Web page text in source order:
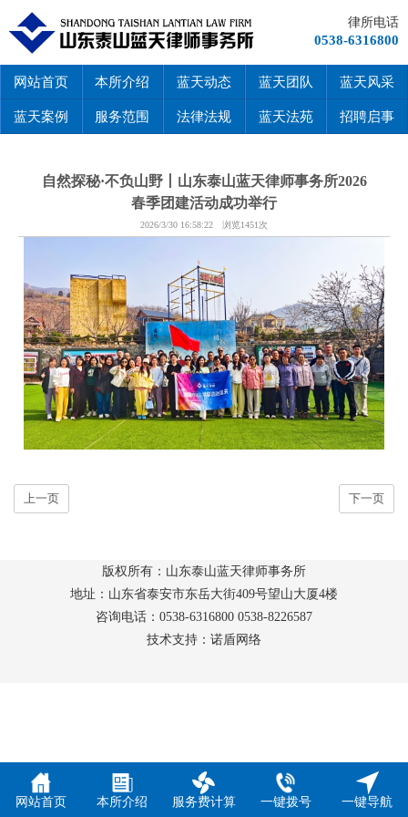
律所电话
0538-6316800
网站首页 本所介绍 蓝天动态 蓝天团队 蓝天风采
蓝天案例 服务范围 法律法规 蓝天法苑 招聘启事
自然探秘·不负山野丨山东泰山蓝天律师事务所2026
春季团建活动成功举行
2026/3/30 16:58:22 浏览1451次
上一页 下一页
版权所有：山东泰山蓝天律师事务所
地址：山东省泰安市东岳大街409号望山大厦4楼
咨询电话：0538-6316800 0538-8226587
技术支持：诺盾网络
网站首页 本所介绍 服务费计算 一键拨号 一键导航